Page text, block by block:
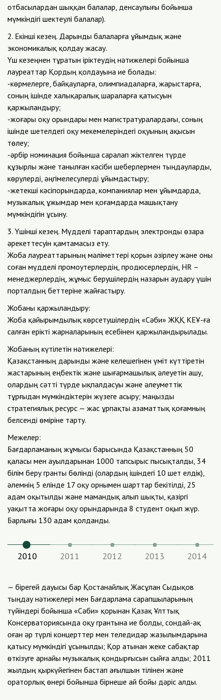
отбасылардан шыққан балалар, денсаулығы бойынша
мүмкіндігі шектеулі балалар).
2. Екінші кезең. Дарынды балаларға ұйымдық және
экономикалық қолдау жасау.
Үш кезеңнен тұратын іріктеудің нәтижелері бойынша
лауреаттар Қордың қолдауына ие болады:
-көрмелерге, байқауларға, олимпиадаларға, жарыстарға,
соның ішінде халықаралық шараларға қатысуын
қаржыландыру;
-жоғары оқу орындары мен магистратуралардағы, соның
ішінде шетелдегі оқу мекемелеріндегі оқуының ақысын
төлеу;
-әрбір номинация бойынша саралап жіктелген түрде
құзырлы және танылған кәсіби шеберлермен тыңдауларды,
көрулерді, әңгімелесулерді ұйымдастыру;
-жетекші кәсіпорындарда, компаниялар мен ұйымдарда,
музыкалық ұжымдар мен қоғамдарда машықтану
мүмкіндігін ұсыну.
3. Үшінші кезең. Мүдделі тараптардың электронды өзара
әрекеттесуін қамтамасыз ету.
Жоба лауреаттарының мәліметтері қорын әзірлеу және оны
соған мүдделі промоутерлердің, продюсерлердің, HR –
менеджерлердің, жұмыс берушілердің назарын аудару үшін
порталдың беттеріне жайғастыру.
Жобаны қаржыландыру:
Жоба қайырымдылық көрсетушілердің «Сәби» ЖҚҚ КЕҰ-ға
салған ерікті жарналарының есебінен қаржыландырылады.
Жобаның күтілетін нәтижелері:
Қазақстанның дарынды және келешегінен үміт күттіретін
жастарының еңбектік және шығармашылық әлеуетін ашу,
олардың сәтті түрде ықпалдасуы және әлеуметтік
тұрғыдан мүмкіндіктерін жүзеге асыру; маңызды
стратегиялық ресурс — жас ұрпақты азаматтық қоғамның
белсенді өміріне тарту.
Межелер:
Бағдарламаның жұмысы барысында Қазақстанның 50
қаласы мен ауылдарынан 1000 тапсырыс пысықталды, 34
білім беру гранты бөлінді (олардың ішіндегі 10 шет елдік),
әлемнің 5 елінде 17 оқу орнымен шарттар бекітілді, 25
адам оқытылды және мамандық алып шықты, қазіргі
уақытта жоғары оқу орындарында 8 студент оқып жүр.
Барлығы 130 адам қолданды.
2010 2011 2012 2013 2014
— бірегей дауысы бар Қостанайлық Жасұлан Сыдықов
тыңдау нәтижелері мен Бағдарлама сарапшыларының
түйіндері бойынша «Сәби» қорынан Қазақ Ұлттық
Консерваториясында оқу грантына ие болды, сондай-ақ
оған әр түрлі концерттер мен теледидар жазылымдарына
қатысу мүмкіндігі ұсынылды; Қор атынан жеке сабақтар
өткізуге арнайы музыкалық қондырғысын сыйға алды; 2011
жылдың қыркүйегінен бастап ағылшын тілінен және
ораторлық өнері бойынша бірнеше ай бойы дәріс алды.